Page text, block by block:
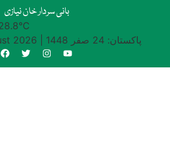
بانی سردار خان نیازی
2026
پاکستان: 24 صفر 1448